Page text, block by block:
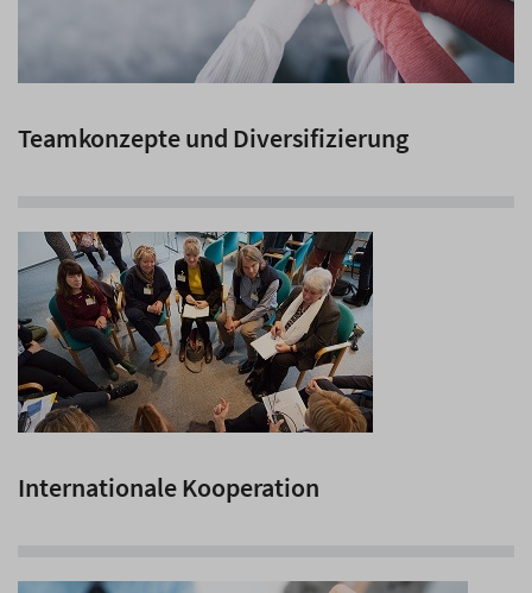
Teamkonzepte und Diversifizierung
Internationale Kooperation